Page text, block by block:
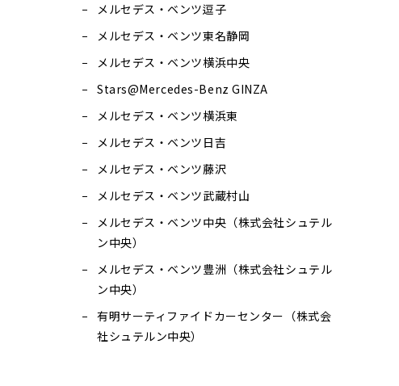
メルセデス・ベンツ逗子
メルセデス・ベンツ東名静岡
メルセデス・ベンツ横浜中央
Stars@Mercedes-Benz GINZA
メルセデス・ベンツ横浜東
メルセデス・ベンツ日吉
メルセデス・ベンツ藤沢
メルセデス・ベンツ武蔵村山
メルセデス・ベンツ中央（株式会社シュテル
ン中央）
メルセデス・ベンツ豊洲（株式会社シュテル
ン中央）
有明サーティファイドカーセンター（株式会
社シュテルン中央）